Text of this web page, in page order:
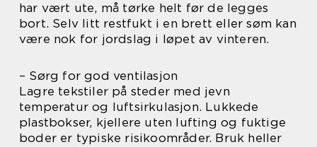
har vært ute, må tørke helt før de legges
bort. Selv litt restfukt i en brett eller søm kan
være nok for jordslag i løpet av vinteren.
– Sørg for god ventilasjon
Lagre tekstiler på steder med jevn
temperatur og luftsirkulasjon. Lukkede
plastbokser, kjellere uten lufting og fuktige
boder er typiske risikoområder. Bruk heller